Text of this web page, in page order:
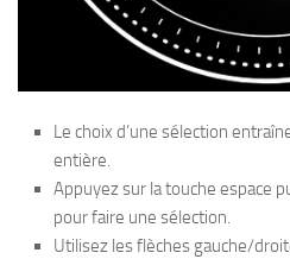
Le choix d’une sélection
entière.
Appuyez sur la touche espace
pour faire une sélection.
Utilisez les flèches gauche/